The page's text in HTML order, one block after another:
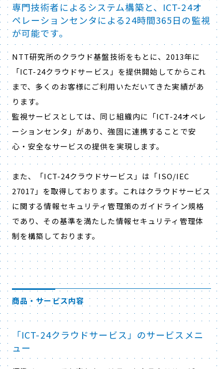
専門技術者によるシステム構築と、ICT-24オ
ペレーションセンタによる24時間365日の監視
が可能です。
NTT研究所のクラウド基盤技術をもとに、2013年に
「ICT-24クラウドサービス」を提供開始してからこれ
まで、多くのお客様にご利用いただいてきた実績があ
ります。
監視サービスとしては、同じ組織内に「ICT-24オペレ
ーションセンタ」があり、強固に連携することで安
心・安全なサービスの提供を実現します。
また、「ICT-24クラウドサービス」は「ISO/IEC
27017」を取得しております。これはクラウドサービス
に関する情報セキュリティ管理策のガイドライン規格
であり、その基準を満たした情報セキュリティ管理体
制を構築しております。
商品・サービス内容
「ICT-24クラウドサービス」のサービスメニ
ュー